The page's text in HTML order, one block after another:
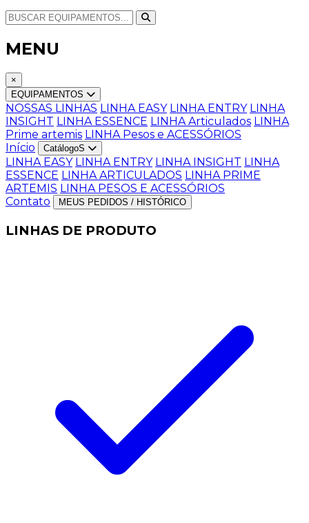
MENU
×
EQUIPAMENTOS
NOSSAS LINHAS LINHA EASY LINHA ENTRY LINHA
INSIGHT LINHA ESSENCE LINHA Articulados LINHA
Prime artemis LINHA Pesos e ACESSÓRIOS
Início
CatálogoS
LINHA EASY LINHA ENTRY LINHA INSIGHT LINHA
ESSENCE LINHA ARTICULADOS LINHA PRIME
ARTEMIS LINHA PESOS E ACESSÓRIOS
Contato
MEUS PEDIDOS / HISTÓRICO
LINHAS DE PRODUTO